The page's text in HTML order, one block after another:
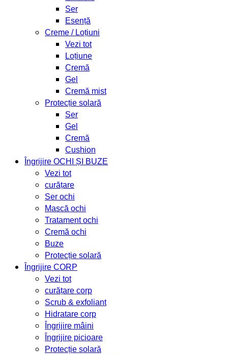
Ser
Esență
Creme / Loțiuni
Vezi tot
Loțiune
Cremă
Gel
Cremă mist
Protecție solară
Ser
Gel
Cremă
Cushion
Îngrijire OCHI ȘI BUZE
Vezi tot
curățare
Ser ochi
Mască ochi
Tratament ochi
Cremă ochi
Buze
Protecție solară
Îngrijire CORP
Vezi tot
curățare corp
Scrub & exfoliant
Hidratare corp
Îngrijire mâini
Îngrijire picioare
Protecție solară